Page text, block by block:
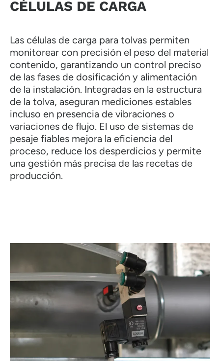
CÉLULAS DE CARGA
Las células de carga para tolvas permiten
monitorear con precisión el peso del material
contenido, garantizando un control preciso
de las fases de dosificación y alimentación
de la instalación. Integradas en la estructura
de la tolva, aseguran mediciones estables
incluso en presencia de vibraciones o
variaciones de flujo. El uso de sistemas de
pesaje fiables mejora la eficiencia del
proceso, reduce los desperdicios y permite
una gestión más precisa de las recetas de
producción.